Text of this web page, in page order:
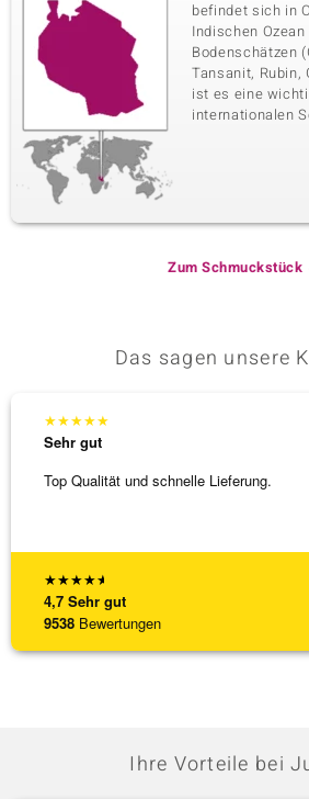
befindet sich in
Indischen
Bodenschätzen
Tansanit, Rubin,
ist es eine
internationalen
Zum Schmuckstück
Das sagen unsere
★★★★★
4,7 Sehr gut
9538 Bewertungen
★★★★★
Sehr gut
Top Qualität und schnelle Lieferung.
Ihre Vorteile bei